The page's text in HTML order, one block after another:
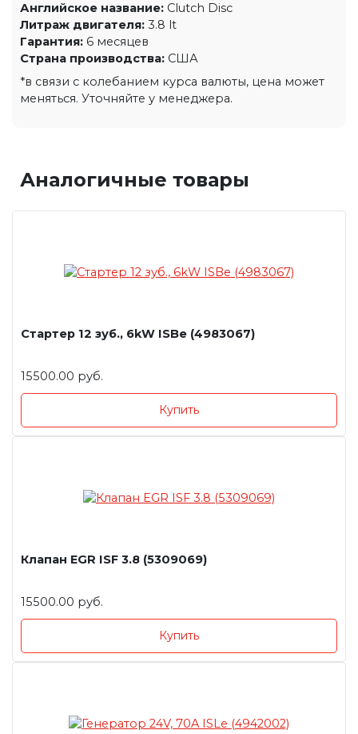
Английское название: Clutch Disc
Литраж двигателя: 3.8 lt
Гарантия: 6 месяцев
Страна производства: США
*в связи с колебанием курса валюты, цена может
меняться. Уточняйте у менеджера.
Аналогичные товары
Стартер 12 зуб., 6kW ISBe (4983067)
15500.00 руб.
Купить
Клапан EGR ISF 3.8 (5309069)
15500.00 руб.
Купить